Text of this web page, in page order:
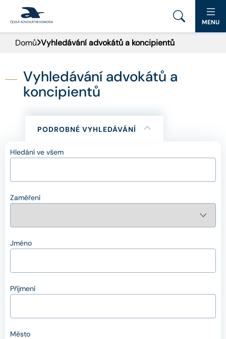
PORTÁL ČAK
DOMŮ
AKTUALITY
PRO VEŘEJNOST
9. SNĚM
KONTAKT
MENU
Domů Vyhledávání advokátů a koncipientů
Vyhledávání advokátů a
koncipientů
PODROBNÉ VYHLEDÁVÁNÍ
Hledání ve všem
Zaměření
Jméno
Příjmení
Město